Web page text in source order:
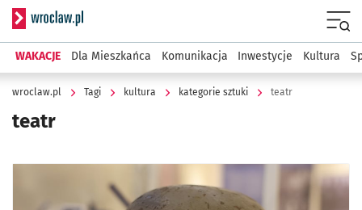
Serwis informacyjny wroclaw.pl
WAKACJE Dla Mieszkańca Komunikacja Inwestycje Kultura
wroclaw.pl Tagi kultura kategorie sztuki teatr
teatr